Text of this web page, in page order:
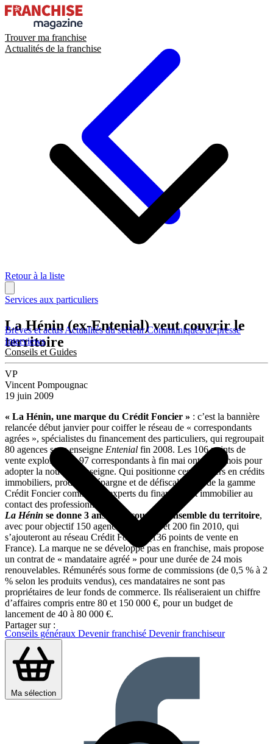
Trouver ma franchise
Actualités de la franchise
Brèves et actusActualités du secteurCommuniqués de presse
Interviews
Conseils et Guides
Conseils généraux Devenir franchisé Devenir franchiseur
Ma sélection
Retour à la liste
Services aux particuliers
La Hénin (ex-Entenial) veut couvrir le
territoire
VP
Vincent Pompougnac
19 juin 2009
« La Hénin, une marque du Crédit Foncier » : c’est la bannière
relancée début janvier pour coiffer le réseau de « correspondants
agrées », spécialistes du financement des particuliers, qui regroupait
80 agences sous enseigne Entenial fin 2008. Les 106 points de
vente exploités par 97 correspondants à fin mai ont 3 à 4 mois pour
adopter la nouvelle enseigne. Qui positionne ces courtiers en crédits
immobiliers, produits d’épargne et de défiscalisation de la gamme
Crédit Foncier comme des experts du financement immobilier au
contact des professionnels.
La Hénin se donne 3 ans pour couvrir l’ensemble du territoire,
avec pour objectif 150 agences fin 2009, et 200 fin 2010, qui
s’ajouteront au réseau Crédit Foncier (136 points de vente en
France). La marque ne se développe pas en franchise, mais propose
un contrat de « mandataire agréé » pour une durée de 24 mois
renouvelables. Rémunérés sous forme de commissions (de 0,5 % à 2
% selon les produits vendus), ces mandataires ne sont pas
propriétaires de leur fonds de commerce. Ils réaliseraient un chiffre
d’affaires compris entre 80 et 150 000 €, pour un budget de
lancement de 40 à 80 000 €.
Partager sur :